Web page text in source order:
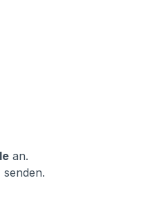
an.
senden.